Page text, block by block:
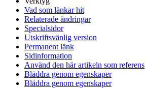
Vad som länkar hit
Relaterade ändringar
Specialsidor
Utskriftsvänlig version
Permanent länk
Sidinformation
Använd den här artikeln som referens
Bläddra genom egenskaper
Bläddra genom egenskaper